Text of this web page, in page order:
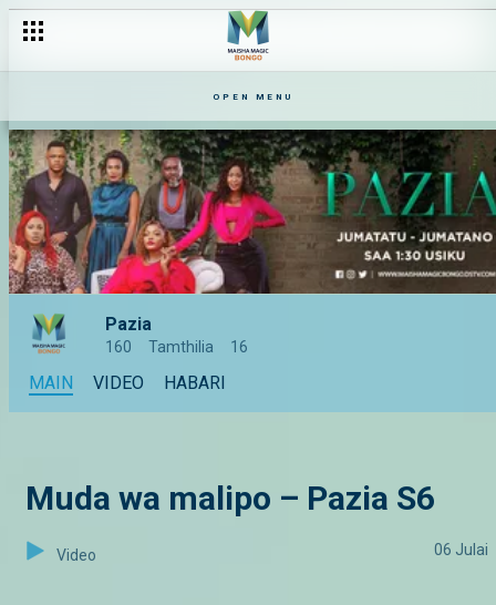
OPEN MENU
Pazia
160 Tamthilia 16
MAIN VIDEO HABARI
Muda wa malipo – Pazia S6
Video 06 Julai